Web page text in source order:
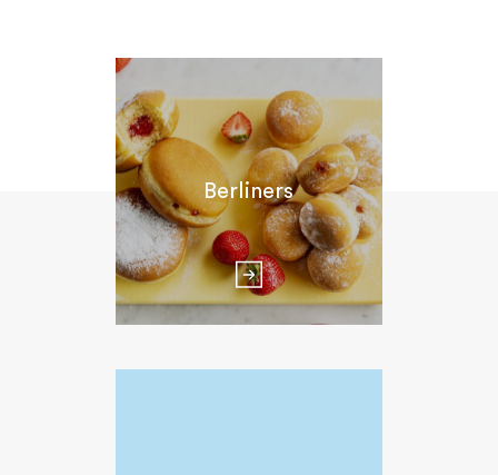
Berliners